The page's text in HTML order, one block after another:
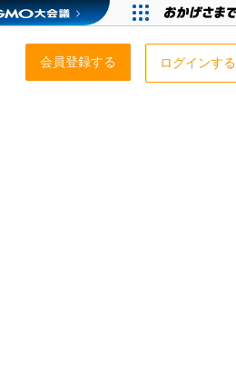
会員登録する ログインする